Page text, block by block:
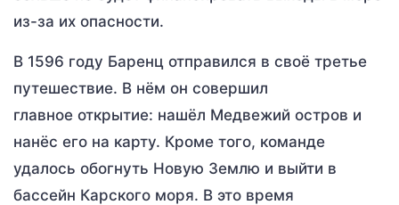
из-за их опасности.
В 1596 году Баренц отправился в своё третье
путешествие. В нём он совершил
главное открытие: нашёл Медвежий остров и
нанёс его на карту. Кроме того, команде
удалось обогнуть Новую Землю и выйти в
бассейн Карского моря. В это время